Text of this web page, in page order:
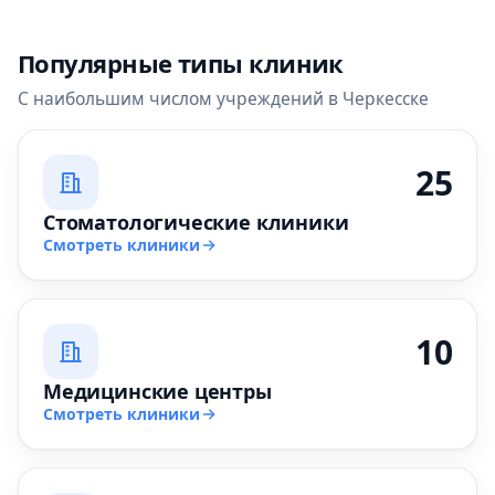
Популярные типы клиник
С наибольшим числом учреждений в Черкесске
25
Стоматологические клиники
Смотреть клиники
10
Медицинские центры
Смотреть клиники